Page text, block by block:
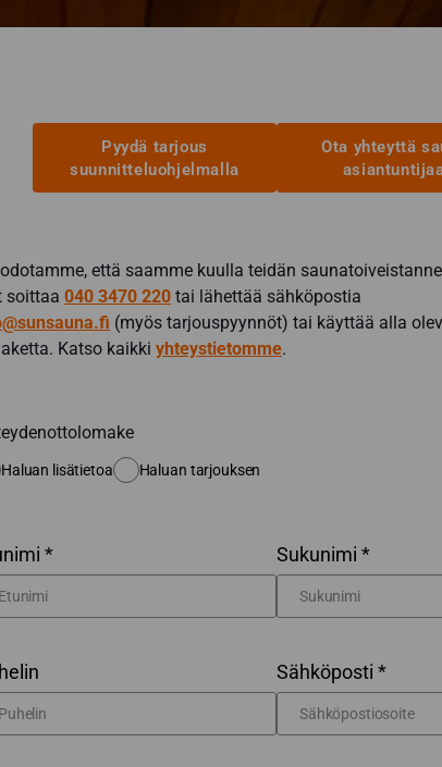
Pyydä tarjous
suunnitteluohjelmalla
Ota yhteyttä
että saamme kuulla teidän
soittaa 040 3470 220 tai lähettää sähköpostia
(myös tarjouspyynnöt) tai käyttää alla
Katso kaikki yhteystietomme.
Haluan lisätietoa Haluan tarjouksen
* Sukunimi *
Sähköposti *